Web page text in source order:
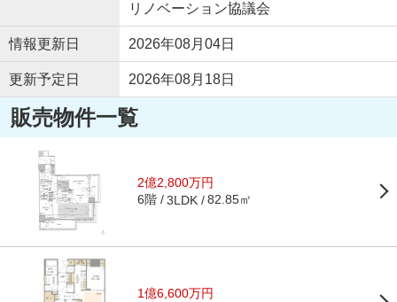
リノベーション協議会
情報更新日 2026年08月04日
更新予定日 2026年08月18日
販売物件一覧
2億2,800万円
6階 3LDK 82.85㎡
1億6,600万円